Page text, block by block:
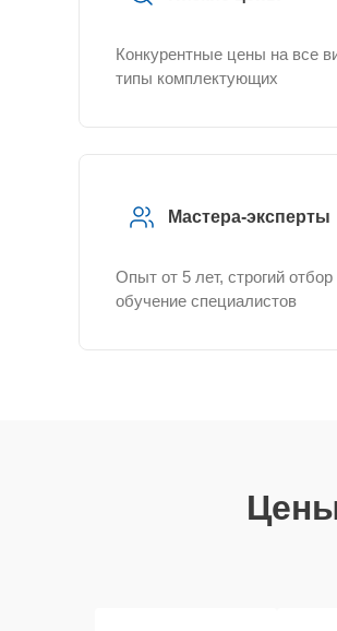
Конкурентные цены на все
типы комплектующих
Мастера-эксперты
Опыт от 5 лет, строгий
обучение специалистов